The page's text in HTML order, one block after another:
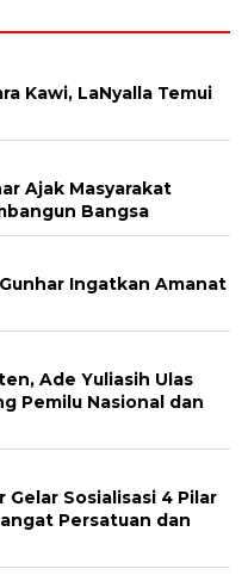
Kawi, LaNyalla Temui
Ajak Masyarakat
Bangsa
Ingatkan Amanat
Ade Yuliasih Ulas
Pemilu Nasional dan
Gelar Sosialisasi 4 Pilar
Persatuan dan